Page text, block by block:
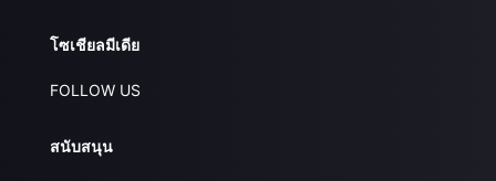
โซเชียลมีเดีย
FOLLOW US
สนับสนุน